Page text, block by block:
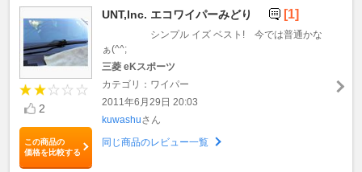
2
この商品の
価格を比較する
UNT,Inc. エコワイパーみどり [1]
シンプル イズ ベスト! 今では普通かな
ぁ(^^;
三菱 eKスポーツ
カテゴリ：ワイパー
2011年6月29日 20:03
kuwashuさん
同じ商品のレビュー一覧